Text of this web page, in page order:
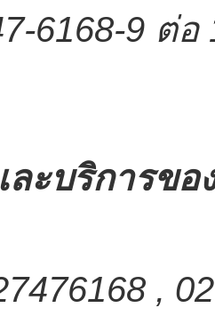
6168-9 ต่อ
ะบริการขอ
,